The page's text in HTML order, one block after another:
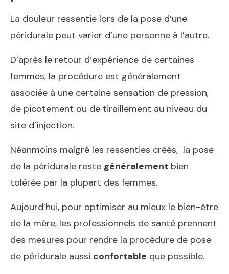
La douleur ressentie lors de la pose d’une
péridurale peut varier d’une personne à l’autre.
D’après le retour d’expérience de certaines
femmes, la procédure est généralement
associée à une certaine sensation de pression,
de picotement ou de tiraillement au niveau du
site d’injection.
Néanmoins malgré les ressenties créés, la pose
de la péridurale reste généralement bien
tolérée par la plupart des femmes.
Aujourd’hui, pour optimiser au mieux le bien-être
de la mère, les professionnels de santé prennent
des mesures pour rendre la procédure de pose
de péridurale aussi confortable que possible.